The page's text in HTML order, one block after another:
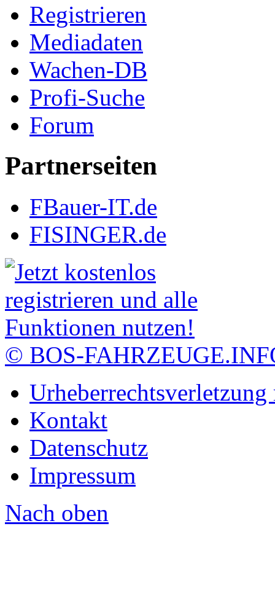
Registrieren
Mediadaten
Wachen-DB
Profi-Suche
Forum
Partnerseiten
FBauer-IT.de
FISINGER.de
© BOS-
Urheberrechtsverletzung
Kontakt
Datenschutz
Impressum
Nach oben